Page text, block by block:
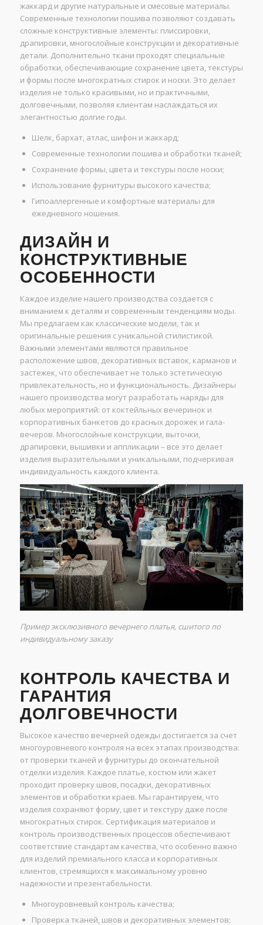
жаккард и другие натуральные и смесовые материалы.
Современные технологии пошива позволяют создавать
сложные конструктивные элементы: плиссировки,
драпировки, многослойные конструкции и декоративные
детали. Дополнительно ткани проходят специальные
обработки, обеспечивающие сохранение цвета, текстуры
и формы после многократных стирок и носки. Это делает
изделия не только красивыми, но и практичными,
долговечными, позволяя клиентам наслаждаться их
элегантностью долгие годы.
Шелк, бархат, атлас, шифон и жаккард;
Современные технологии пошива и обработки тканей;
Сохранение формы, цвета и текстуры после носки;
Использование фурнитуры высокого качества;
Гипоаллергенные и комфортные материалы для
ежедневного ношения.
ДИЗАЙН И
КОНСТРУКТИВНЫЕ
ОСОБЕННОСТИ
Каждое изделие нашего производства создается с
вниманием к деталям и современным тенденциям моды.
Мы предлагаем как классические модели, так и
оригинальные решения с уникальной стилистикой.
Важными элементами являются правильное
расположение швов, декоративных вставок, карманов и
застежек, что обеспечивает не только эстетическую
привлекательность, но и функциональность. Дизайнеры
нашего производства могут разработать наряды для
любых мероприятий: от коктейльных вечеринок и
корпоративных банкетов до красных дорожек и гала-
вечеров. Многослойные конструкции, выточки,
драпировки, вышивки и аппликации – все это делает
изделия выразительными и уникальными, подчеркивая
индивидуальность каждого клиента.
Пример эксклюзивного вечернего платья, сшитого по
индивидуальному заказу
КОНТРОЛЬ КАЧЕСТВА И
ГАРАНТИЯ
ДОЛГОВЕЧНОСТИ
Высокое качество вечерней одежды достигается за счет
многоуровневого контроля на всех этапах производства:
от проверки тканей и фурнитуры до окончательной
отделки изделия. Каждое платье, костюм или жакет
проходит проверку швов, посадки, декоративных
элементов и обработки краев. Мы гарантируем, что
изделия сохраняют форму, цвет и текстуру даже после
многократных стирок. Сертификация материалов и
контроль производственных процессов обеспечивают
соответствие стандартам качества, что особенно важно
для изделий премиального класса и корпоративных
клиентов, стремящихся к максимальному уровню
надежности и презентабельности.
Многоуровневый контроль качества;
Проверка тканей, швов и декоративных элементов;